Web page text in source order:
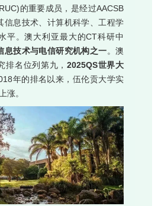
的重要成员，是经过AACSB
信息技术、计算机科学、工程学
平。澳大利亚最大的CT科研中
息技术与电信研究机构之一。澳
排名位列第九， 2025QS世界大
年的排名以来，伍伦贡大学实
涨。